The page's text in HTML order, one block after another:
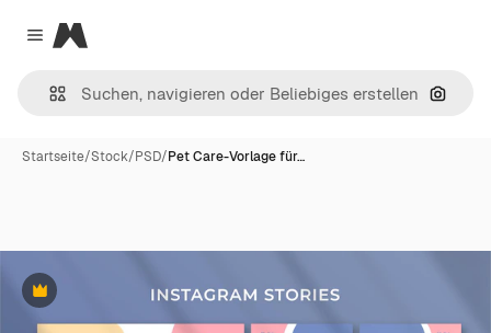
Close menu
Magnific
Nach
Startseite/Stock/PSD/Pet Care-Vorlage für…
Premium